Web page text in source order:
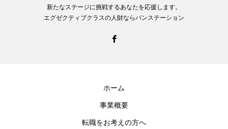
新たなステージに挑戦するあなたを応援します。
エグゼクティブクラスの人財ならバンステーション
ホーム
事業概要
転職をお考えの方へ